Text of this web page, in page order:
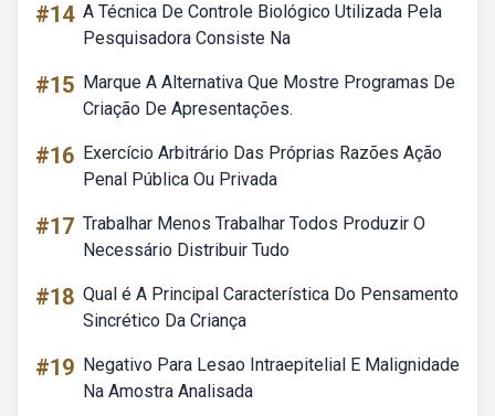
#14 A Técnica De Controle Biológico Utilizada Pela
Pesquisadora Consiste Na
#15 Marque A Alternativa Que Mostre Programas De
Criação De Apresentações.
#16 Exercício Arbitrário Das Próprias Razões Ação
Penal Pública Ou Privada
#17 Trabalhar Menos Trabalhar Todos Produzir O
Necessário Distribuir Tudo
#18 Qual é A Principal Característica Do Pensamento
Sincrético Da Criança
#19 Negativo Para Lesao Intraepitelial E Malignidade
Na Amostra Analisada